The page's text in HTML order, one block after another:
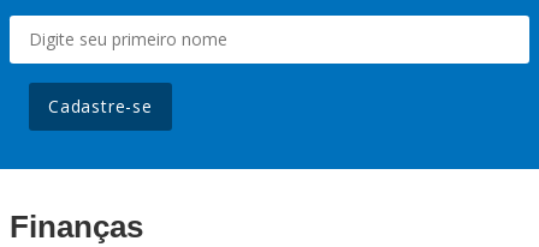
Cadastre-se
Finanças